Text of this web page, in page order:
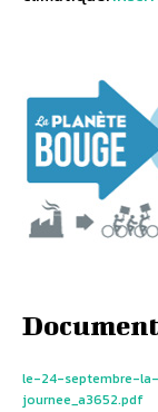
le-24-septembre-
journee_a3652.pdf